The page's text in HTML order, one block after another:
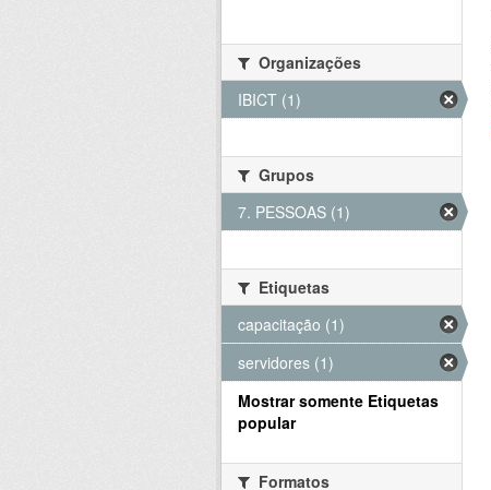
Organizações
IBICT (1)
Grupos
7. PESSOAS (1)
Etiquetas
capacitação (1)
servidores (1)
Mostrar somente Etiquetas
popular
Formatos